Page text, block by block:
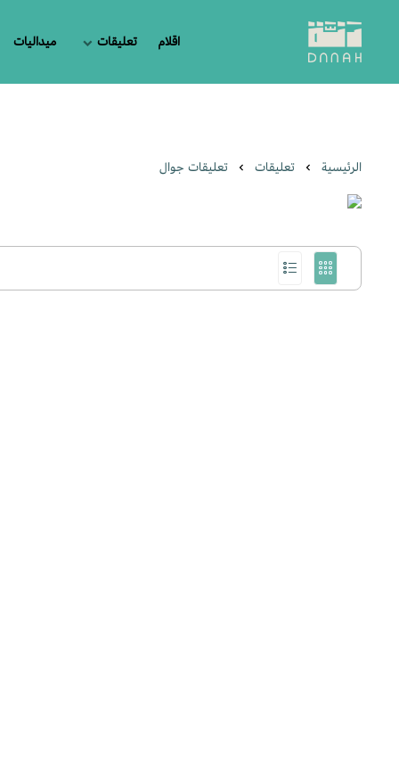
دنة اقلام تعليقات ميداليات
الرئيسية تعليقات تعليقات جوال